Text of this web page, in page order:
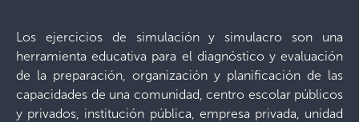
Los ejercicios de simulación y simulacro son una
herramienta educativa para el diagnóstico y evaluación
de la preparación, organización y planificación de las
capacidades de una comunidad, centro escolar públicos
y privados, institución pública, empresa privada, unidad